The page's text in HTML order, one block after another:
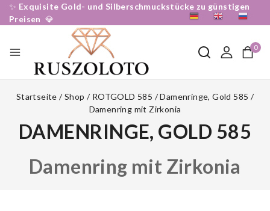
✨ Exquisite Gold- und Silberschmuckstücke zu günstigen
Preisen 💎
0
Startseite / Shop / ROTGOLD 585 / Damenringe, Gold 585 /
Damenring mit Zirkonia
DAMENRINGE, GOLD 585
Damenring mit Zirkonia